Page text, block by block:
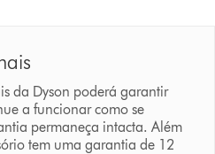
da Dyson poderá garantir
a funcionar como se
permaneça intacta. Além
tem uma garantia de 12